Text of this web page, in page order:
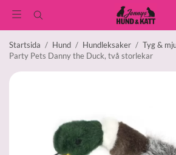
Startsida / Hund / Hundleksaker / Tyg &
Party Pets Danny the Duck, två storlekar